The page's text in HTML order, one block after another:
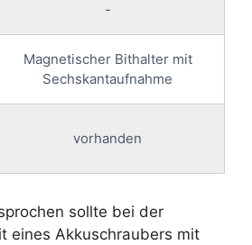
-
Magnetischer Bithalter mit
Sechskantaufnahme
vorhanden
sollte bei der
eines Akkuschraubers mit